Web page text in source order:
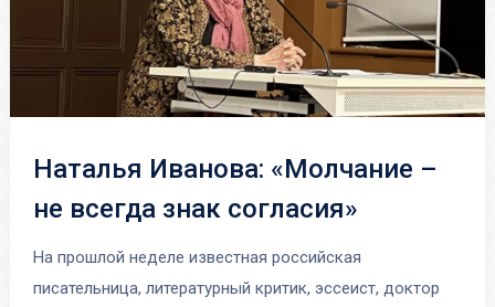
Наталья Иванова: «Молчание –
не всегда знак согласия»
На прошлой неделе известная российская
писательница, литературный критик, эссеист, доктор